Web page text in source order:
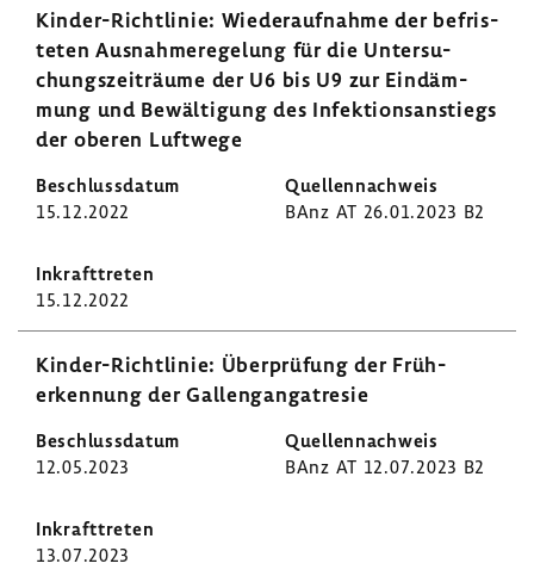
Kinder-​Richtlinie: Wieder­auf­nahme der befris­
teten Ausnah­me­re­ge­lung für die Unter­su­
chungs­zeit­räume der U6 bis U9 zur Eindäm­
mung und Bewäl­ti­gung des Infek­ti­ons­an­stiegs
der oberen Luft­wege
15.12.2022 BAnz AT 26.01.2023 B2
15.12.2022
Kinder-​Richtlinie: Über­prü­fung der Früh­
erken­nung der Gallen­g­an­ga­t­resie
12.05.2023 BAnz AT 12.07.2023 B2
13.07.2023